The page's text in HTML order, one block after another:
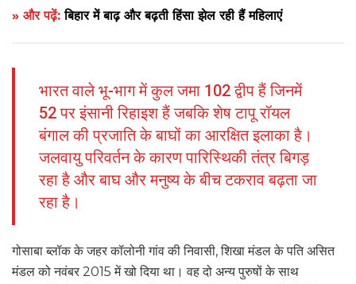
» और पढ़ें:बिहार में बाढ़ और बढ़ती हिंसा झेल रही हैं महिलाएं
भारत वाले भू-भाग में कुल जमा 102 द्वीप हैं जिनमें
52 पर इंसानी रिहाइश हैं जबकि शेष टापू रॉयल
बंगाल की प्रजाति के बाघों का आरक्षित इलाका है।
जलवायु परिवर्तन के कारण पारिस्थिकी तंत्र बिगड़
रहा है और बाघ और मनुष्य के बीच टकराव बढ़ता जा
रहा है।
गोसाबा ब्लॉक के जहर कॉलोनी गांव की निवासी, शिखा मंडल के पति असित
मंडल को नवंबर 2015 में खो दिया था। वह दो अन्य पुरुषों के साथ